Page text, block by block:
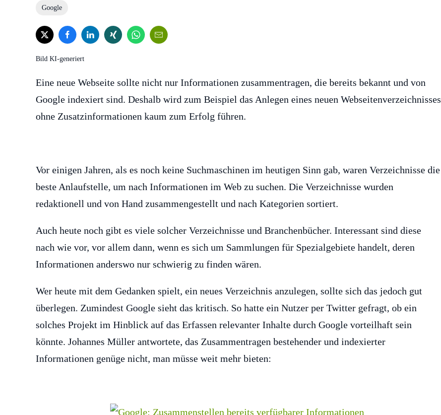
Google
Bild KI-generiert
Eine neue Webseite sollte nicht nur Informationen zusammentragen, die bereits bekannt und von
Google indexiert sind. Deshalb wird zum Beispiel das Anlegen eines neuen Webseitenverzeichnisses
ohne Zusatzinformationen kaum zum Erfolg führen.
Vor einigen Jahren, als es noch keine Suchmaschinen im heutigen Sinn gab, waren Verzeichnisse die
beste Anlaufstelle, um nach Informationen im Web zu suchen. Die Verzeichnisse wurden
redaktionell und von Hand zusammengestellt und nach Kategorien sortiert.
Auch heute noch gibt es viele solcher Verzeichnisse und Branchenbücher. Interessant sind diese
nach wie vor, vor allem dann, wenn es sich um Sammlungen für Spezialgebiete handelt, deren
Informationen anderswo nur schwierig zu finden wären.
Wer heute mit dem Gedanken spielt, ein neues Verzeichnis anzulegen, sollte sich das jedoch gut
überlegen. Zumindest Google sieht das kritisch. So hatte ein Nutzer per Twitter gefragt, ob ein
solches Projekt im Hinblick auf das Erfassen relevanter Inhalte durch Google vorteilhaft sein
könnte. Johannes Müller antwortete, das Zusammentragen bestehender und indexierter
Informationen genüge nicht, man müsse weit mehr bieten: